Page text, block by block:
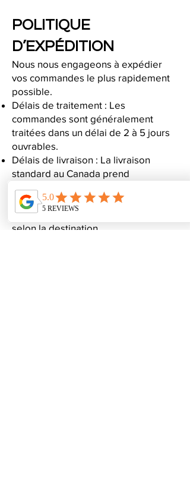
POLITIQUE
D’EXPÉDITION
Nous nous engageons à expédier
vos commandes le plus rapidement
possible.
Délais de traitement : Les
commandes sont généralement
traitées dans un délai de 2 à 5 jours
ouvrables.
Délais de livraison : La livraison
standard au Canada prend
ouvrables après le traitement. Les
délais internationaux peuvent varier
selon la destination.